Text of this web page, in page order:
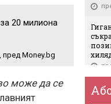
20 милиона
пред Money.bg
може да се